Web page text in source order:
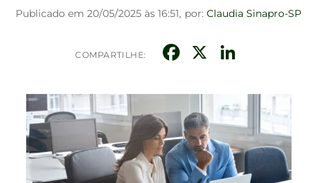
Publicado em 20/05/2025 às 16:51, por: Claudia Sinapro-SP
COMPARTILHE: Facebook
X